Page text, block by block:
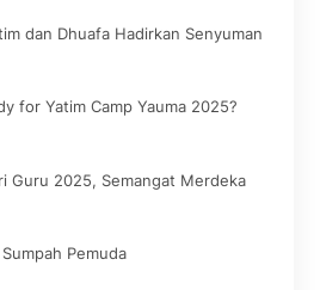
dan Dhuafa Hadirkan Senyuman
for Yatim Camp Yauma 2025?
Guru 2025, Semangat Merdeka
Pemuda